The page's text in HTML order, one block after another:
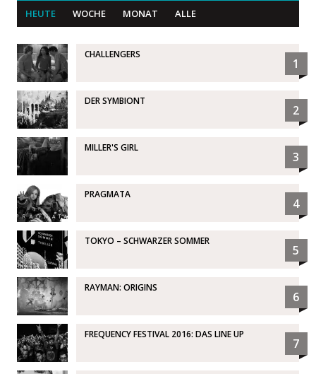
HEUTE WOCHE MONAT ALLE
CHALLENGERS
1
DER SYMBIONT
2
MILLER'S GIRL
3
PRAGMATA
4
TOKYO – SCHWARZER SOMMER
5
RAYMAN: ORIGINS
6
FREQUENCY FESTIVAL 2016: DAS LINE UP
7